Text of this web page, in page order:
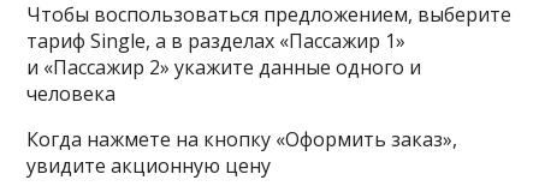
Чтобы воспользоваться предложением, выберите
тариф Single, а в разделах «Пассажир 1»
и «Пассажир 2» укажите данные одного и
человека
Когда нажмете на кнопку «Оформить заказ»,
увидите акционную цену